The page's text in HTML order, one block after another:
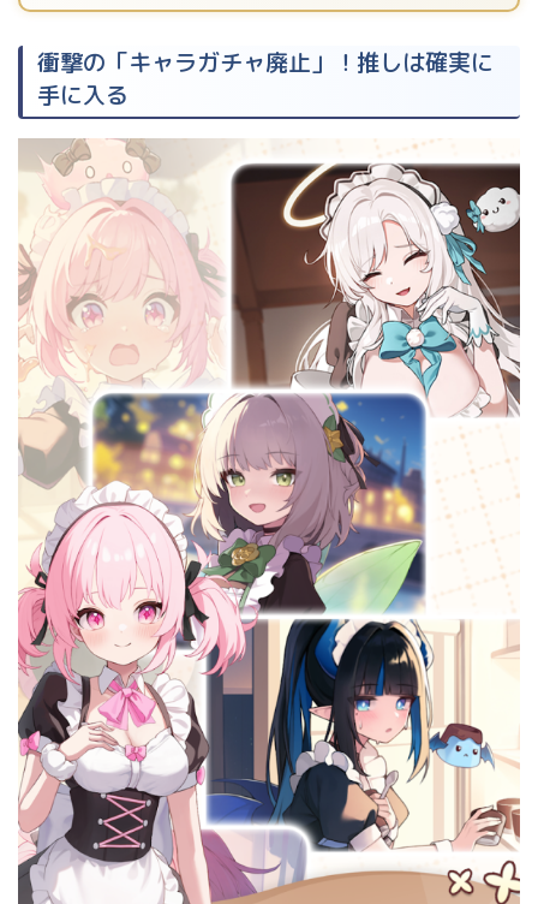
衝撃の「キャラガチャ廃止」！推しは確実に
手に入る